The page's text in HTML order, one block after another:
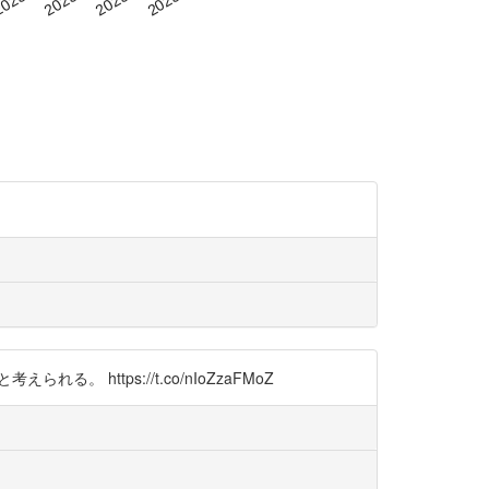
考えられる。 https://t.co/nIoZzaFMoZ